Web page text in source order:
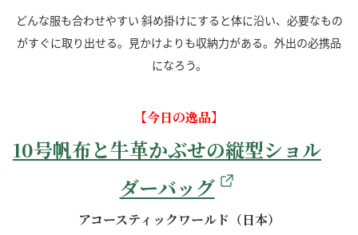
どんな服も合わせやすい 斜め掛けにすると体に沿い、必要なもの
がすぐに取り出せる。見かけよりも収納力がある。外出の必携品
になろう。
【今日の逸品】
10号帆布と牛革かぶせの縦型ショル
ダーバッグ
アコースティックワールド（日本）